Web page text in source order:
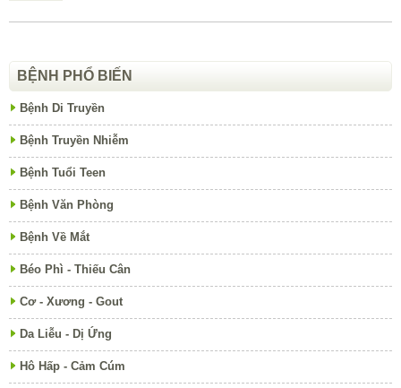
BỆNH PHỔ BIẾN
Bệnh Di Truyền
Bệnh Truyền Nhiễm
Bệnh Tuổi Teen
Bệnh Văn Phòng
Bệnh Về Mắt
Béo Phì - Thiếu Cân
Cơ - Xương - Gout
Da Liễu - Dị Ứng
Hô Hấp - Cảm Cúm